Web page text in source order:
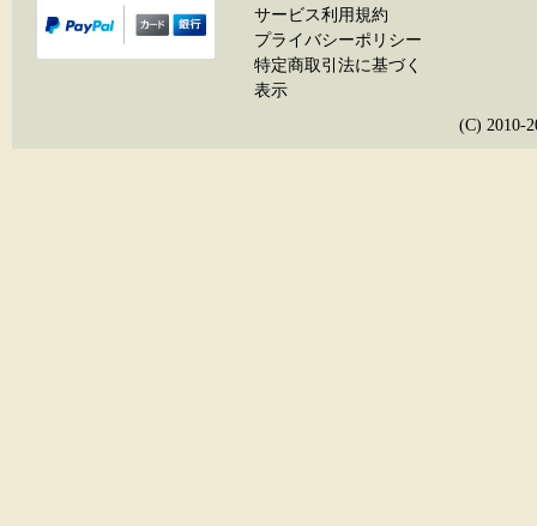
サービス利用規約
プライバシーポリシー
特定商取引法に基づく
表示
(C) 2010-